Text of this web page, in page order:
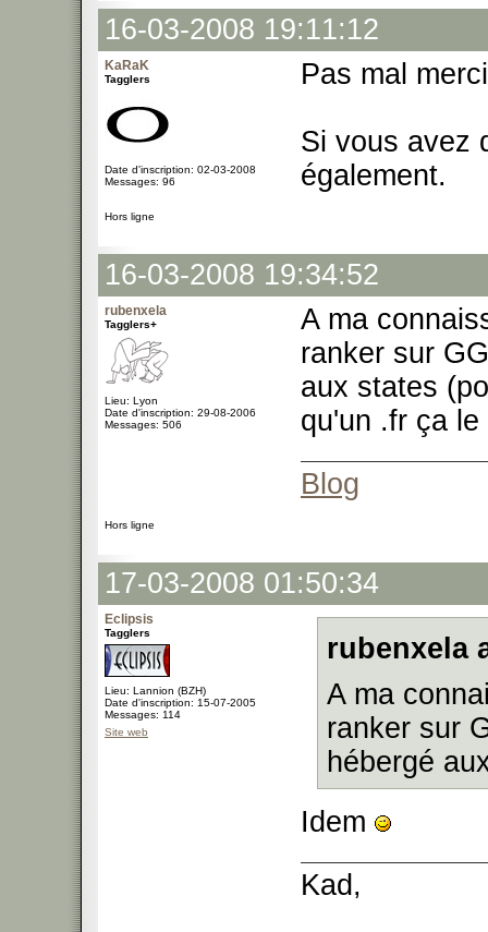
16-03-2008 19:11:12
KaRaK
Tagglers
Date d'inscription: 02-03-2008
Messages: 96
Pas mal
Si vous avez
également.
Hors ligne
16-03-2008 19:34:52
rubenxela
Tagglers+
Lieu: Lyon
Date d'inscription: 29-08-2006
Messages: 506
A ma
ranker sur
aux states
qu'un .fr ça
Blog
Hors ligne
17-03-2008 01:50:34
Eclipsis
Tagglers
Lieu: Lannion (BZH)
Date d'inscription: 15-07-2005
Messages: 114
Site web
rubenxela
A ma
ranker sur
hébergé
Idem
Kad,